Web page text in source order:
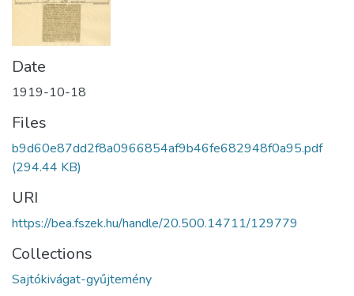
Date
1919-10-18
Files
b9d60e87dd2f8a0966854af9b46fe682948f0a95.pdf
(294.44 KB)
URI
https://bea.fszek.hu/handle/20.500.14711/129779
Collections
Sajtókivágat-gyűjtemény